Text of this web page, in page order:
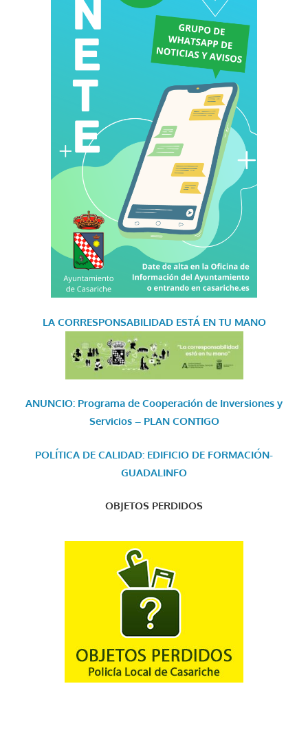
LA CORRESPONSABILIDAD ESTÁ EN TU MANO
ANUNCIO: Programa de Cooperación de Inversiones y
Servicios – PLAN CONTIGO
POLÍTICA DE CALIDAD: EDIFICIO DE FORMACIÓN-
GUADALINFO
OBJETOS PERDIDOS